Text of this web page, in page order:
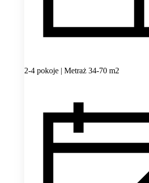
2-4 pokoje | Metraż 34-70 m2